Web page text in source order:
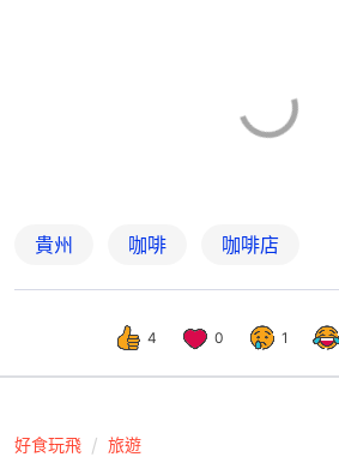
貴州 咖啡 咖啡店
4 0 1
好食玩飛 旅遊